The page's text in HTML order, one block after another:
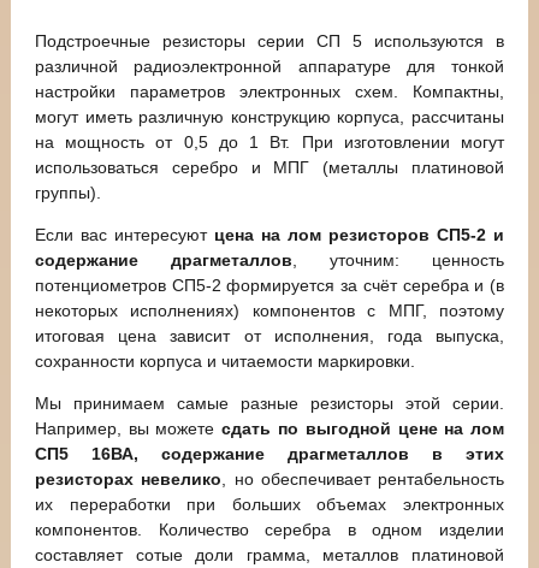
Подстроечные резисторы серии СП 5 используются в
различной радиоэлектронной аппаратуре для тонкой
настройки параметров электронных схем. Компактны,
могут иметь различную конструкцию корпуса, рассчитаны
на мощность от 0,5 до 1 Вт. При изготовлении могут
использоваться серебро и МПГ (металлы платиновой
группы).
Если вас интересуют цена на лом резисторов СП5-2 и
содержание драгметаллов , уточним: ценность
потенциометров СП5-2 формируется за счёт серебра и (в
некоторых исполнениях) компонентов с МПГ, поэтому
итоговая цена зависит от исполнения, года выпуска,
сохранности корпуса и читаемости маркировки.
Мы принимаем самые разные резисторы этой серии.
Например, вы можетесдать по выгодной цене на лом
СП5 16ВА, содержание драгметаллов в этих
резисторах невелико , но обеспечивает рентабельность
их переработки при больших объемах электронных
компонентов. Количество серебра в одном изделии
составляет сотые доли грамма, металлов платиновой